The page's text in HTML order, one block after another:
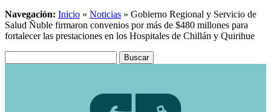
Navegación: Inicio » Noticias » Gobierno Regional y Servicio de
Salud Ñuble firmaron convenios por más de $480 millones para
fortalecer las prestaciones en los Hospitales de Chillán y Quirihue